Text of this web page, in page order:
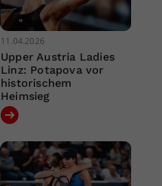
11.04.2026
Upper Austria Ladies
Linz: Potapova vor
historischem
Heimsieg